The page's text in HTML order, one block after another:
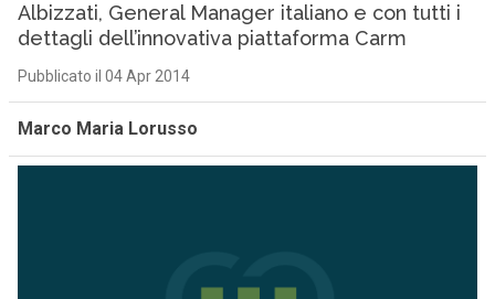
Albizzati, General Manager italiano e con tutti i
dettagli dell’innovativa piattaforma Carm
Pubblicato il 04 Apr 2014
Marco Maria Lorusso